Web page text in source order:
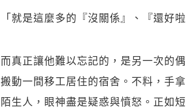
「就是這麼多的『沒關係』、『還好
而真正讓他難以忘記的，是另一次的
搬動一間移工居住的宿舍。不料，手
陌生人，眼神盡是疑惑與憤怒。正如